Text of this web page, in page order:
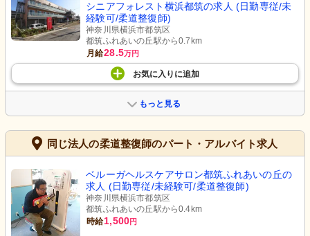
シニアフォレスト横浜都筑の求人 (日勤専従/未
経験可/柔道整復師)
神奈川県横浜市都筑区
都筑ふれあいの丘駅から0.7km
月給28.5万円
お気に入り に追加
もっと見る
同じ法人の柔道整復師のパート・アルバイト求人
ベルーガヘルスケアサロン都筑ふれあいの丘の
求人 (日勤専従/未経験可/柔道整復師)
神奈川県横浜市都筑区
都筑ふれあいの丘駅から0.4km
時給1,500円